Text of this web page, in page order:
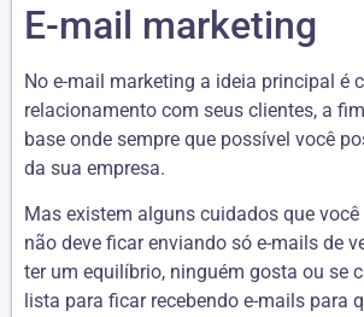
E-mail marketing
No e-mail marketing a ideia principal é
relacionamento com seus clientes, a
base onde sempre que possível você
da sua empresa.
Mas existem alguns cuidados que
não deve ficar enviando só e-mails de
ter um equilíbrio, ninguém gosta ou se
lista para ficar recebendo e-mails para